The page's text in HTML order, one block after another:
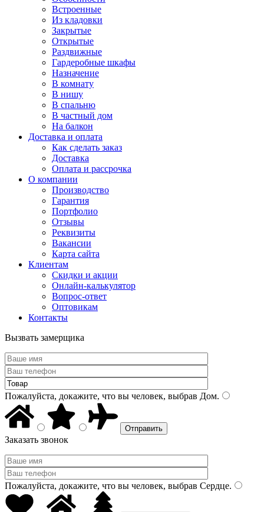
Встроенные
Из кладовки
Закрытые
Открытые
Раздвижные
Гардеробные шкафы
Назначение
В комнату
В нишу
В спальню
В частный дом
На балкон
Доставка и оплата
Как сделать заказ
Доставка
Оплата и рассрочка
О компании
Производство
Гарантия
Портфолио
Отзывы
Реквизиты
Вакансии
Карта сайта
Клиентам
Скидки и акции
Онлайн-калькулятор
Вопрос-ответ
Оптовикам
Контакты
Вызвать замерщика
Пожалуйста, докажите, что вы человек, выбрав Дом.
Заказать звонок
Пожалуйста, докажите, что вы человек, выбрав Сердце.